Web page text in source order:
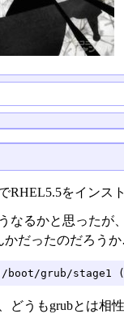
RHEL5.5をインス
なるかと思った
かだったのだろう
grub/stage1
どうもgrubとは相